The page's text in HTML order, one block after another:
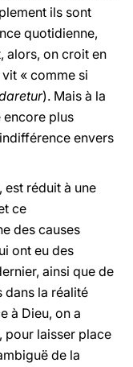
ils sont
quotidienne,
alors, on croit en
« comme si
). Mais à la
encore plus
envers
est réduit à une
ce
des causes
ont eu des
ainsi que de
dans la réalité
à Dieu, on a
pour laisser place
de la